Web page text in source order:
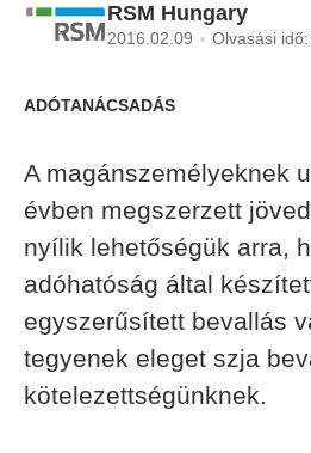
RSM Hungary
2016.02.09 Olvasási idő:
ADÓTANÁCSADÁS
A magánszemélyeknek
évben megszerzett
nyílik lehetőségük arra,
adóhatóság által
egyszerűsített bevallás
tegyenek eleget szja
kötelezettségünknek.